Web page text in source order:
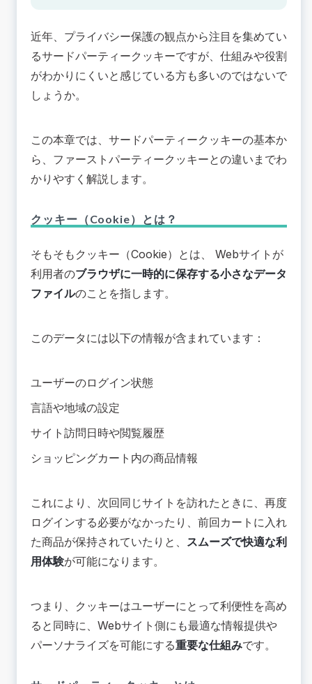
ポイント①：データ取得環境の棚卸しと整備
ポイント②：同意管理とプライバシーポリシーの
見直し
ポイント③：Cookieレス計測手法の導入
ポイント⑤：データ分析と継続的な改善プロセス
📚まとめ
近年、プライバシー保護の観点から注目を集めてい
るサードパーティークッキーですが、仕組みや役割
がわかりにくいと感じている方も多いのではないで
しょうか。
この本章では、サードパーティークッキーの基本か
ら、ファーストパーティークッキーとの違いまでわ
かりやすく解説します。
クッキー（Cookie）とは？
そもそもクッキー（Cookie）とは、 Webサイトが
利用者のブラウザに一時的に保存する小さなデータ
ファイルのことを指します。
このデータには以下の情報が含まれています：
ユーザーのログイン状態
言語や地域の設定
サイト訪問日時や閲覧履歴
ショッピングカート内の商品情報
これにより、次回同じサイトを訪れたときに、再度
ログインする必要がなかったり、前回カートに入れ
た商品が保持されていたりと、 スムーズで快適な利
用体験が可能になります。
つまり、クッキーはユーザーにとって利便性を高め
ると同時に、Webサイト側にも最適な情報提供や
パーソナライズを可能にする重要な仕組みです。